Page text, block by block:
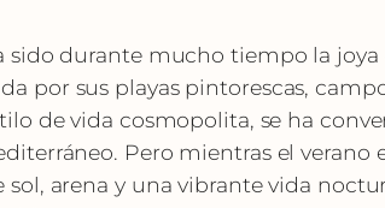
sido durante mucho tiempo la joya
por sus playas pintorescas,
de vida cosmopolita, se ha
Pero mientras el verano
sol, arena y una vibrante vida